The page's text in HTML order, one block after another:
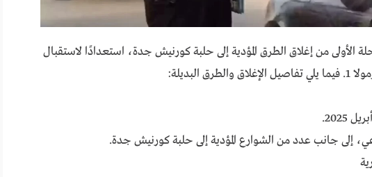
الأولى من إغلاق الطرق المؤدية إلى حلبة كورنيش جدة، استعدادًا لاستقبال
إلى جانب عدد من الشوارع المؤدية إلى حلبة كورنيش جدة.